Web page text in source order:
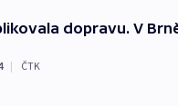
dopravu. V
| ČTK